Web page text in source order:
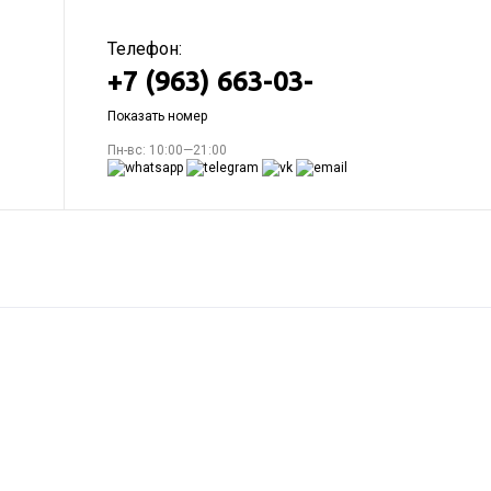
Телефон:
+7 (963) 663-03-
Показать номер
Пн-вс: 10:00—21:00